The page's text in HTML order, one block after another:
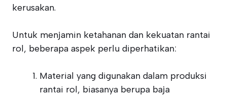
kerusakan.
Untuk menjamin ketahanan dan kekuatan rantai
rol, beberapa aspek perlu diperhatikan:
Material yang digunakan dalam produksi
rantai rol, biasanya berupa baja